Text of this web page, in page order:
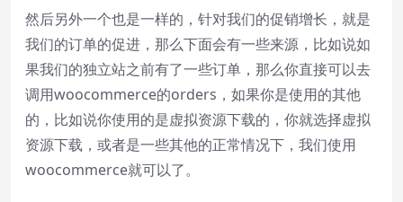
然后另外一个也是一样的，针对我们的促销增长，就是
我们的订单的促进，那么下面会有一些来源，比如说如
果我们的独立站之前有了一些订单，那么你直接可以去
调用woocommerce的orders，如果你是使用的其他
的，比如说你使用的是虚拟资源下载的，你就选择虚拟
资源下载，或者是一些其他的正常情况下，我们使用
woocommerce就可以了。